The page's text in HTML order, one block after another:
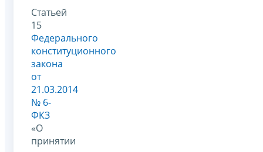
Статьей
15
Федерального
конституционного
закона
от
21.03.2014
№ 6-
ФКЗ
«О
принятии